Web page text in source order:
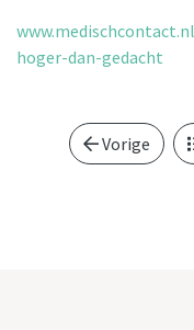
hoger-dan-gedacht
Vorige